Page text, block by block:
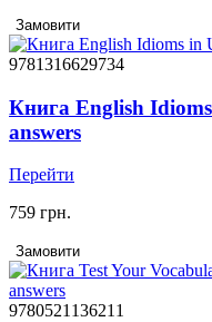
Замовити
9781316629734
Книга English
answers
Перейти
759 грн.
Замовити
9780521136211